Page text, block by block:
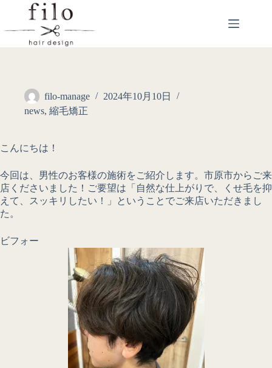
filo-manage
2024年10月10日
news, 縮毛矯正
こんにちは！
今回は、男性のお客様の施術をご紹介します。市原市からご来
店くださいました！ご要望は「自然な仕上がりで、くせ毛を抑
えて、スッキリしたい！」ということでご来店いただきまし
た。
ビフォー